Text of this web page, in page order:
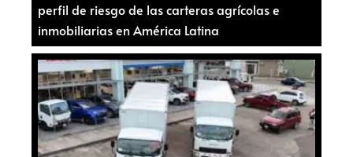
perfil de riesgo de las carteras agrícolas e
inmobiliarias en América Latina